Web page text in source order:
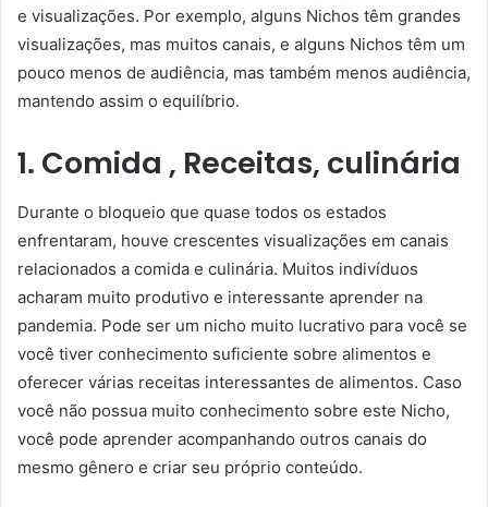
e visualizações. Por exemplo, alguns Nichos têm grandes
visualizações, mas muitos canais, e alguns Nichos têm um
pouco menos de audiência, mas também menos audiência,
mantendo assim o equilíbrio.
1. Comida , Receitas, culinária
Durante o bloqueio que quase todos os estados
enfrentaram, houve crescentes visualizações em canais
relacionados a comida e culinária. Muitos indivíduos
acharam muito produtivo e interessante aprender na
pandemia. Pode ser um nicho muito lucrativo para você se
você tiver conhecimento suficiente sobre alimentos e
oferecer várias receitas interessantes de alimentos. Caso
você não possua muito conhecimento sobre este Nicho,
você pode aprender acompanhando outros canais do
mesmo gênero e criar seu próprio conteúdo.